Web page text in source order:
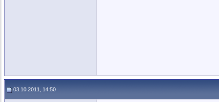
03.10.2011, 14:50